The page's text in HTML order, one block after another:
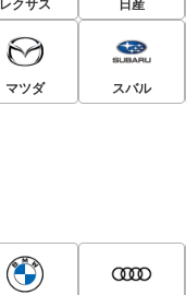
レクサス 日産
マツダ スバル